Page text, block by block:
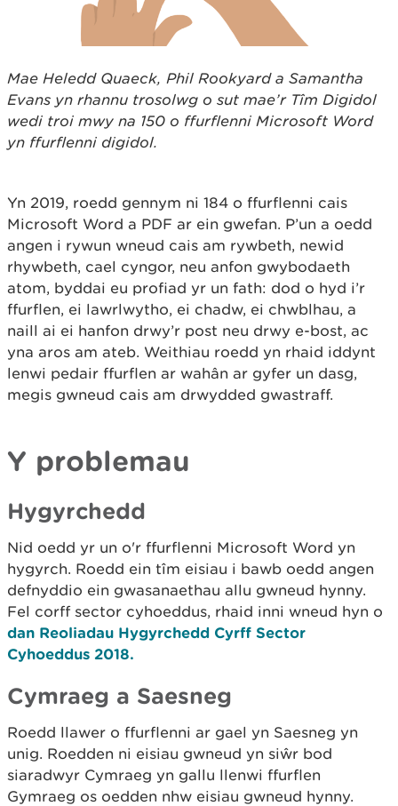
Mae Heledd Quaeck, Phil Rookyard a Samantha
Evans yn rhannu trosolwg o sut mae’r Tîm Digidol
wedi troi mwy na 150 o ffurflenni Microsoft Word
yn ffurflenni digidol.
Yn 2019, roedd gennym ni 184 o ffurflenni cais
Microsoft Word a PDF ar ein gwefan. P’un a oedd
angen i rywun wneud cais am rywbeth, newid
rhywbeth, cael cyngor, neu anfon gwybodaeth
atom, byddai eu profiad yr un fath: dod o hyd i’r
ffurflen, ei lawrlwytho, ei chadw, ei chwblhau, a
naill ai ei hanfon drwy’r post neu drwy e-bost, ac
yna aros am ateb. Weithiau roedd yn rhaid iddynt
lenwi pedair ffurflen ar wahân ar gyfer un dasg,
megis gwneud cais am drwydded gwastraff.
Y problemau
Hygyrchedd
Nid oedd yr un o'r ffurflenni Microsoft Word yn
hygyrch. Roedd ein tîm eisiau i bawb oedd angen
defnyddio ein gwasanaethau allu gwneud hynny.
Fel corff sector cyhoeddus, rhaid inni wneud hyn o
dan Reoliadau Hygyrchedd Cyrff Sector
Cyhoeddus 2018.
Cymraeg a Saesneg
Roedd llawer o ffurflenni ar gael yn Saesneg yn
unig. Roedden ni eisiau gwneud yn siŵr bod
siaradwyr Cymraeg yn gallu llenwi ffurflen
Gymraeg os oedden nhw eisiau gwneud hynny.